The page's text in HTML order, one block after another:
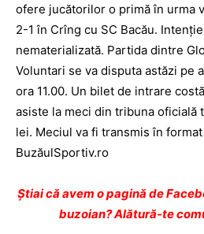
ofere jucătorilor o primă în urma
2-1 în Crîng cu SC Bacău.
nematerializată. Partida dintre
Voluntari se va disputa astăzi pe
ora 11.00. Un bilet de intrare
asiste la meci din tribuna oficială
lei. Meciul va fi transmis în
BuzăulSportiv.ro
Ştiai că avem o pagină de
buzoian? Alătură-te